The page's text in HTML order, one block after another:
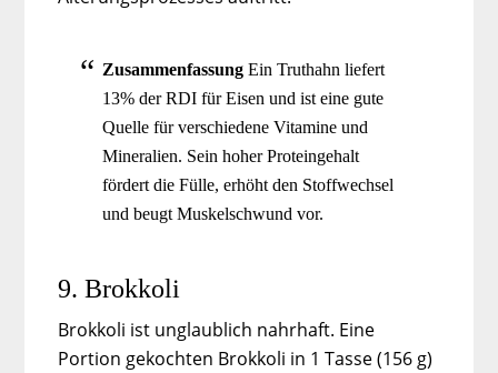
Zusammenfassung Ein Truthahn liefert
13% der RDI für Eisen und ist eine gute
Quelle für verschiedene Vitamine und
Mineralien. Sein hoher Proteingehalt
fördert die Fülle, erhöht den Stoffwechsel
und beugt Muskelschwund vor.
9. Brokkoli
Brokkoli ist unglaublich nahrhaft. Eine
Portion gekochten Brokkoli in 1 Tasse (156 g)